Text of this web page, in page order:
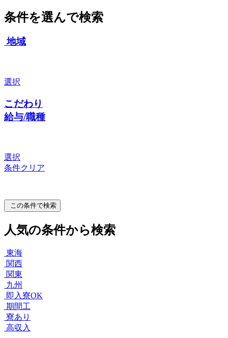
条件を選んで検索
地域
選択
こだわり
給与/職種
選択
条件クリア
この条件で検索
人気の条件から検索
東海
関西
関東
九州
即入寮OK
期間工
寮あり
高収入